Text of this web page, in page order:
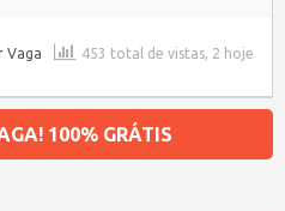
453 total de vistas, 2 hoje
Vaga
100% GRÁTIS